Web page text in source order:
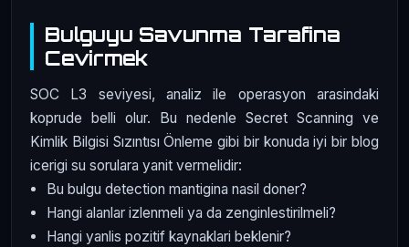
Bulguyu Savunma Tarafina
Cevirmek
SOC L3 seviyesi, analiz ile operasyon arasindaki
koprude belli olur. Bu nedenle Secret Scanning ve
Kimlik Bilgisi Sızıntısı Önleme gibi bir konuda iyi bir blog
icerigi su sorulara yanit vermelidir:
Bu bulgu detection mantigina nasil doner?
Hangi alanlar izlenmeli ya da zenginlestirilmeli?
Hangi yanlis pozitif kaynaklari beklenir?